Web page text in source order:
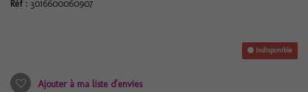
Réf : 3016600060907
Indisponible
Ajouter à ma liste d'envies